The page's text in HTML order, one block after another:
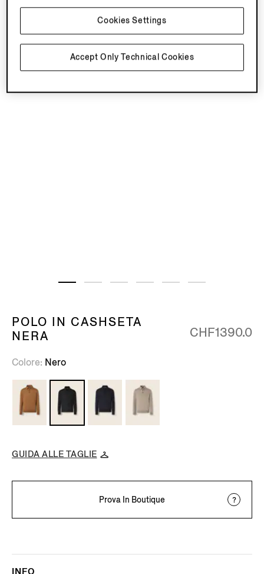
POLO IN CASHSETA
NERA
CHF1390.0
Colore Nero
GUIDA ALLE TAGLIE
Prova In Boutique
Accept Only Technical Cookies
Cookies Settings